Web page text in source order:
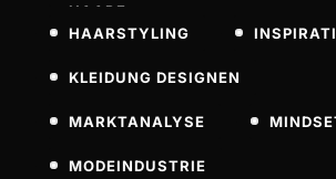
HAARE
HAARSTYLING
KLEIDUNG DESIGNEN
MARKTANALYSE
MODEINDUSTRIE